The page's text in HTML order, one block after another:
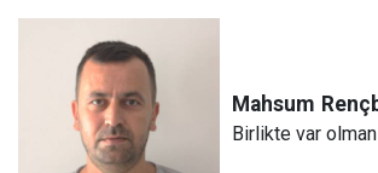
Mahsum
Birlikte var